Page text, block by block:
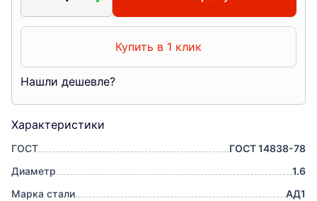
Характеристики
ГОСТ
ГОСТ 14838-78
Диаметр
1.6
Марка стали
АД1
Купить в 1 клик
Нашли дешевле?